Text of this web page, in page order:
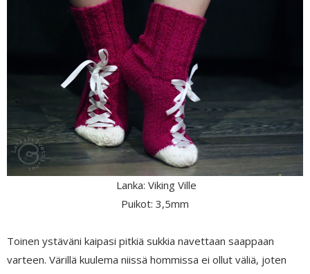
Lanka: Viking Ville
Puikot: 3,5mm
Toinen ystäväni kaipasi pitkiä sukkia navettaan saappaan
varteen. Värillä kuulema niissä hommissa ei ollut väliä, joten